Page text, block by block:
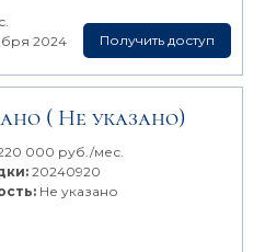
2024 Получить доступ
( Не указано)
000 руб./мес.
20240920
Не указано